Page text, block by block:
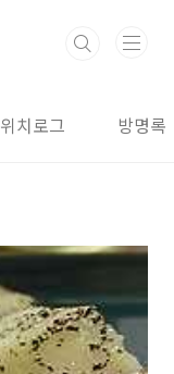
위치로그 방명록